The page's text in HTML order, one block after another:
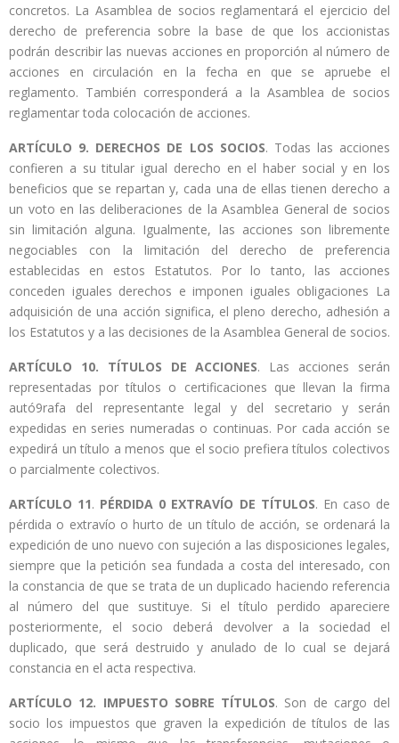
concretos. La Asamblea de socios reglamentará el ejercicio del
derecho de preferencia sobre la base de que los accionistas
podrán describir las nuevas acciones en proporción al número de
acciones en circulación en la fecha en que se apruebe el
reglamento. También corresponderá a la Asamblea de socios
reglamentar toda colocación de acciones.
ARTÍCULO 9. DERECHOS DE LOS SOCIOS. Todas las acciones
confieren a su titular igual derecho en el haber social y en los
beneficios que se repartan y, cada una de ellas tienen derecho a
un voto en las deliberaciones de la Asamblea General de socios
sin limitación alguna. Igualmente, las acciones son libremente
negociables con la limitación del derecho de preferencia
establecidas en estos Estatutos. Por lo tanto, las acciones
conceden iguales derechos e imponen iguales obligaciones La
adquisición de una acción significa, el pleno derecho, adhesión a
los Estatutos y a las decisiones de la Asamblea General de socios.
ARTÍCULO 10. TÍTULOS DE ACCIONES. Las acciones serán
representadas por títulos o certificaciones que llevan la firma
autó9rafa del representante legal y del secretario y serán
expedidas en series numeradas o continuas. Por cada acción se
expedirá un título a menos que el socio prefiera títulos colectivos
o parcialmente colectivos.
ARTÍCULO 11. PÉRDIDA 0 EXTRAVÍO DE TÍTULOS. En caso de
pérdida o extravío o hurto de un título de acción, se ordenará la
expedición de uno nuevo con sujeción a las disposiciones legales,
siempre que la petición sea fundada a costa del interesado, con
la constancia de que se trata de un duplicado haciendo referencia
al número del que sustituye. Si el título perdido apareciere
posteriormente, el socio deberá devolver a la sociedad el
duplicado, que será destruido y anulado de lo cual se dejará
constancia en el acta respectiva.
ARTÍCULO 12. IMPUESTO SOBRE TÍTULOS. Son de cargo del
socio los impuestos que graven la expedición de títulos de las